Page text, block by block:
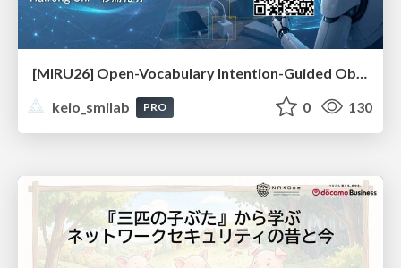
keio_smilab
PRO 0 130